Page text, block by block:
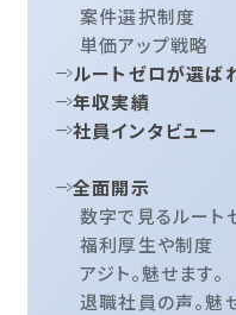
案件選択制度
単価アップ戦略
ルートゼロが選ば
年収実績
社員インタビュー
全面開示
数字で見るルート
福利厚生や制度
アジト。魅せます。
退職社員の声。魅